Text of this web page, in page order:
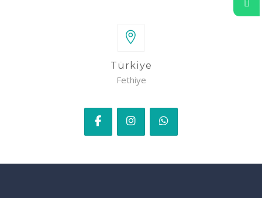
Türkiye
Fethiye